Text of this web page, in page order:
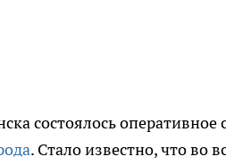
состоялось
. Стало известно, что во